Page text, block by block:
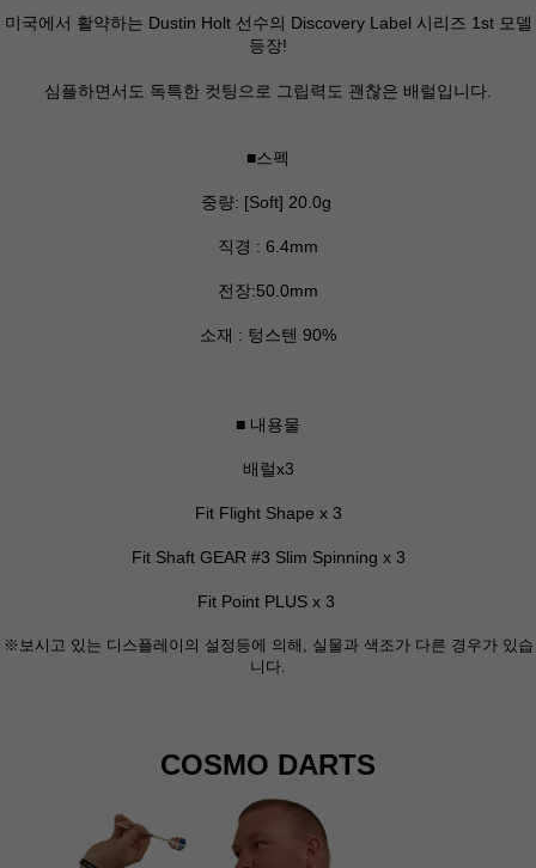
미국에서 활약하는 Dustin Holt 선수의 Discovery Label 시리즈 1st 모델
등장!
심플하면서도 독특한 컷팅으로 그립력도 괜찮은 배럴입니다.
■스펙
중량: [Soft] 20.0g
직경 : 6.4mm
전장:50.0mm
소재 : 텅스텐 90%
■ 내용물
배럴x3
Fit Flight Shape x 3
Fit Shaft GEAR #3 Slim Spinning x 3
Fit Point PLUS x 3
※보시고 있는 디스플레이의 설정등에 의해, 실물과 색조가 다른 경우가 있습
니다.
COSMO DARTS